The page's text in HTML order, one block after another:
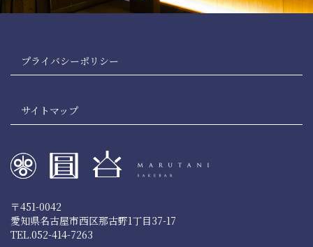
プライバシーポリシー
サイトマップ
〒451-0042
愛知県名古屋市西区那古野1丁目37-17
TEL.052-414-7263